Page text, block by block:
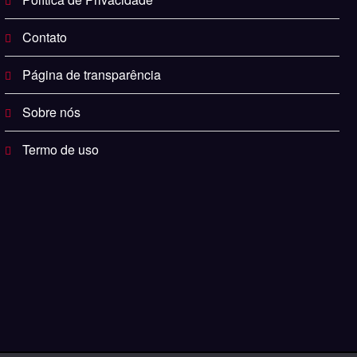
Contato
Página de transparência
Sobre nós
Termo de uso